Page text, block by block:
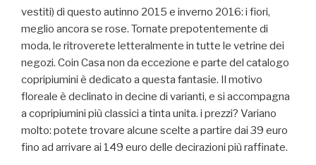
vestiti) di questo autinno 2015 e inverno 2016: i fiori,
meglio ancora se rose. Tornate prepotentemente di
moda, le ritroverete letteralmente in tutte le vetrine dei
negozi. Coin Casa non da eccezione e parte del catalogo
copripiumini è dedicato a questa fantasie. Il motivo
floreale è declinato in decine di varianti, e si accompagna
a copripiumini più classici a tinta unita. i prezzi? Variano
molto: potete trovare alcune scelte a partire dai 39 euro
fino ad arrivare ai 149 euro delle decirazioni più raffinate.